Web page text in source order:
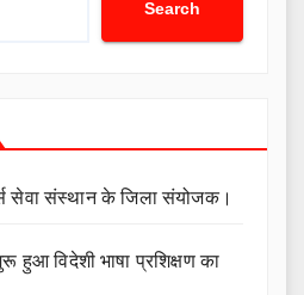
Search
सेवा संस्थान के जिला संयोजक।
हुआ विदेशी भाषा प्रशिक्षण का